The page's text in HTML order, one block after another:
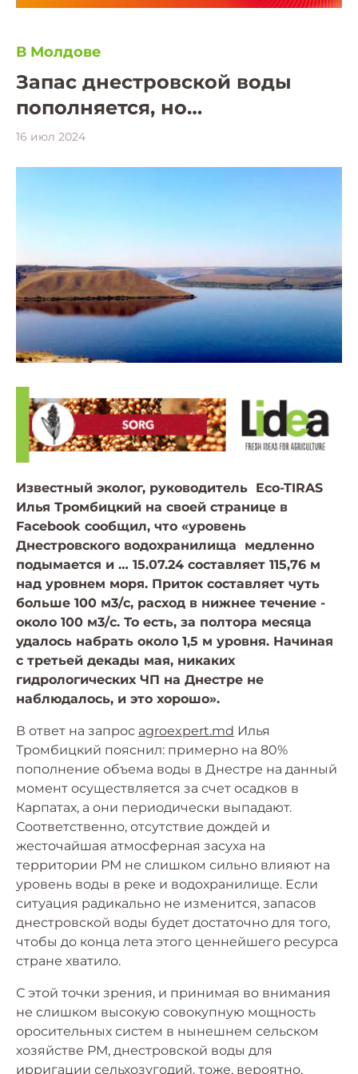
В Молдове
Запас днестровской воды
пополняется, но…
16 июл 2024
Известный эколог, руководитель Eco-TIRAS
Илья Тромбицкий на своей странице в
Facebook сообщил, что «уровень
Днестровского водохранилища медленно
подымается и … 15.07.24 составляет 115,76 м
над уровнем моря. Приток составляет чуть
больше 100 м3/c, расход в нижнее течение -
около 100 м3/c. То есть, за полтора месяца
удалось набрать около 1,5 м уровня. Начиная
с третьей декады мая, никаких
гидрологических ЧП на Днестре не
наблюдалось, и это хорошо».
В ответ на запрос agroexpert.md Илья
Тромбицкий пояснил: примерно на 80%
пополнение объема воды в Днестре на данный
момент осуществляется за счет осадков в
Карпатах, а они периодически выпадают.
Соответственно, отсутствие дождей и
жесточайшая атмосферная засуха на
территории РМ не слишком сильно влияют на
уровень воды в реке и водохранилище. Если
ситуация радикально не изменится, запасов
днестровской воды будет достаточно для того,
чтобы до конца лета этого ценнейшего ресурса
стране хватило.
С этой точки зрения, и принимая во внимания
не слишком высокую совокупную мощность
оросительных систем в нынешнем сельском
хозяйстве РМ, днестровской воды для
ирригации сельхозугодий, тоже, вероятно,